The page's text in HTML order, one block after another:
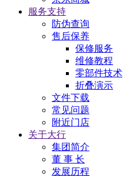
服务支持
防伪查询
售后保养
保修服务
维修教程
零部件技术
折叠演示
文件下载
常见问题
附近门店
关于大行
集团简介
董 事 长
发展历程